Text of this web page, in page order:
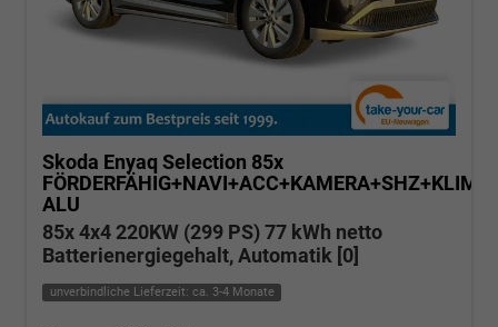
Skoda Enyaq Selection 85x
ALU
85x 4x4 220KW (299 PS) 77 kWh netto
Batterienergiegehalt, Automatik [0]
unverbindliche Lieferzeit: ca. 3-4 Monate